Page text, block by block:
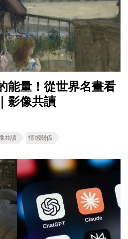
能量！從世界名畫看
影像共讀
共讀 情感關係